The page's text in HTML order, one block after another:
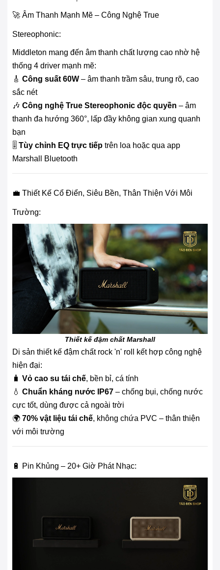
🚀 Âm Thanh Mạnh Mẽ – Công Nghệ True
Stereophonic:
Middleton mang đến âm thanh chất lượng cao nhờ hệ
thống 4 driver mạnh mẽ:
🎸 Công suất 60W – âm thanh trầm sâu, trung rõ, cao
sắc nét
🎶 Công nghệ True Stereophonic độc quyền – âm
thanh đa hướng 360°, lấp đầy không gian xung quanh
bạn
🎚️ Tùy chỉnh EQ trực tiếp trên loa hoặc qua app
Marshall Bluetooth
💼 Thiết Kế Cổ Điển, Siêu Bền, Thân Thiện Với Môi
Trường:
Thiết kế đậm chất Marshall
Di sản thiết kế đậm chất rock 'n' roll kết hợp công nghệ
hiện đại:
🧳 Vỏ cao su tái chế, bền bỉ, cá tính
💧 Chuẩn kháng nước IP67 – chống bụi, chống nước
cực tốt, dùng được cả ngoài trời
🌍 70% vật liệu tái chế, không chứa PVC – thân thiện
với môi trường
🔋 Pin Khủng – 20+ Giờ Phát Nhạc: